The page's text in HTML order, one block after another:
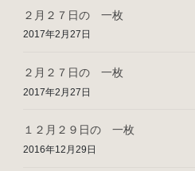
２月２７日の 一枚
2017年2月27日
２月２７日の 一枚
2017年2月27日
１２月２９日の 一枚
2016年12月29日